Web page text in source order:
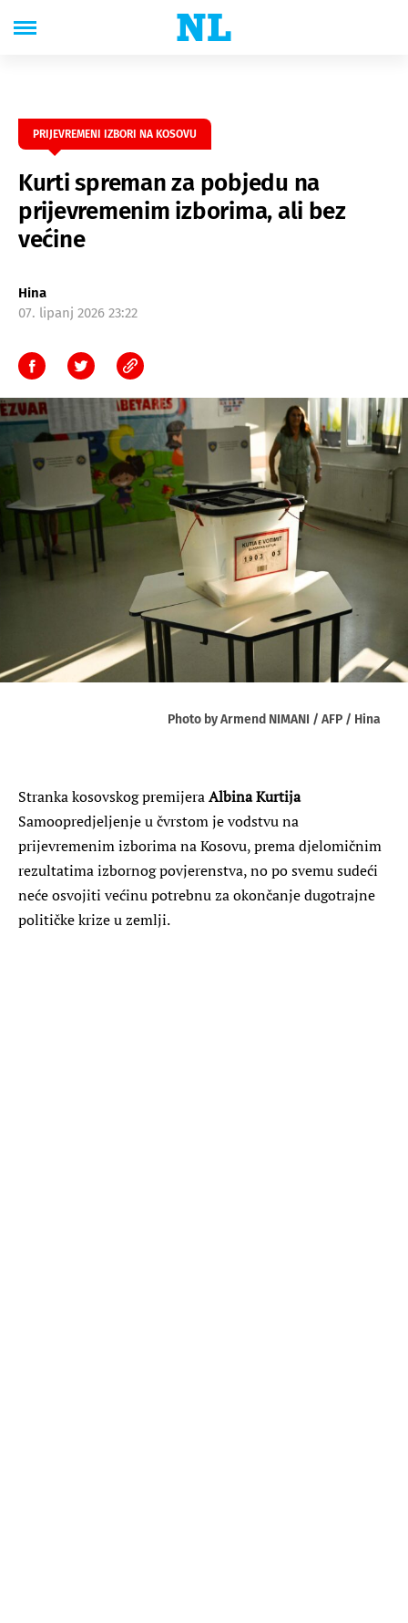
PRIJEVREMENI IZBORI NA KOSOVU
Kurti spreman za pobjedu na
prijevremenim izborima, ali bez
većine
Hina
07. lipanj 2026 23:22
Photo by Armend NIMANI / AFP / Hina
Stranka kosovskog premijeraAlbina Kurtija
Samoopredjeljenje u čvrstom je vodstvu na
prijevremenim izborima na Kosovu, prema djelomičnim
rezultatima izbornog povjerenstva, no po svemu sudeći
neće osvojiti većinu potrebnu za okončanje dugotrajne
političke krize u zemlji.